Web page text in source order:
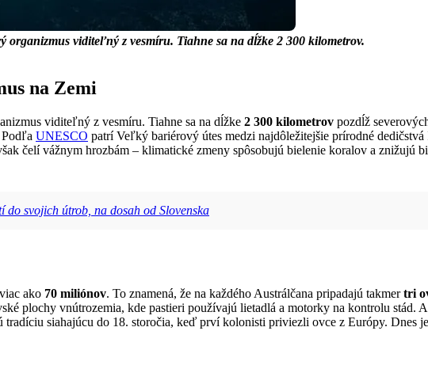
organizmus viditeľný z vesmíru. Tiahne sa na dĺžke 2 300 kilometrov.
na Zemi
viditeľný z vesmíru. Tiahne sa na dĺžke 2 300 kilometrov pozdĺž
UNESCO patrí Veľký bariérový útes medzi najdôležitejšie prírodné
čelí vážnym hrozbám – klimatické zmeny spôsobujú bielenie koralov a znižujú
svojich útrob, na dosah od Slovenska
ako 70 miliónov. To znamená, že na každého Austrálčana pripadajú takmertri
plochy vnútrozemia, kde pastieri používajú lietadlá a motorky na kontrolu stád.
siahajúcu do 18. storočia, keď prví kolonisti priviezli ovce z Európy. Dnes